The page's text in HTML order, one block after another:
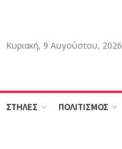
Κυριακή, 9 Αυγούστου, 2026
ΣΤΗΛΕΣ ΠΟΛΙΤΙΣΜΟΣ